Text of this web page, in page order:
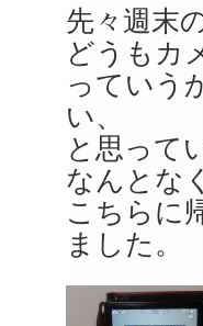
先々週末
どうもカ
っていう
い、
と思って
なんとな
こちらに
ました。